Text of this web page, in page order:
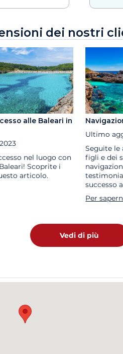
dei nostri
alle Baleari in
nel luogo con
Scoprite i
articolo.
Ultimo
Seguite le
figli e dei
successo
Per
Vedi di più